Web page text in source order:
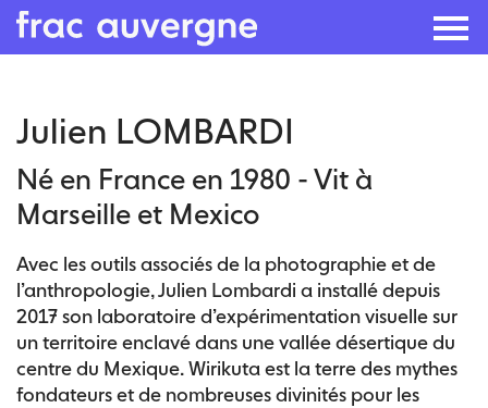
to
content
Julien LOMBARDI
Né en France en 1980 - Vit à
Marseille et Mexico
Avec les outils associés de la photographie et de
l’anthropologie, Julien Lombardi a installé depuis
2017 son laboratoire d’expérimentation visuelle sur
un territoire enclavé dans une vallée désertique du
centre du Mexique. Wirikuta est la terre des mythes
fondateurs et de nombreuses divinités pour les